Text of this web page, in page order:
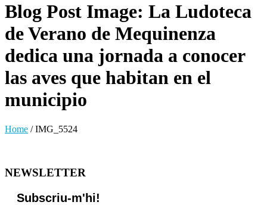
Blog Post Image: La Ludoteca
de Verano de Mequinenza
dedica una jornada a conocer
las aves que habitan en el
municipio
Home /IMG_5524
NEWSLETTER
Subscriu-m'hi!